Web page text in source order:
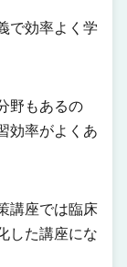
で効率よく学
野もあるの
効率がよくあ
講座では臨床
した講座にな